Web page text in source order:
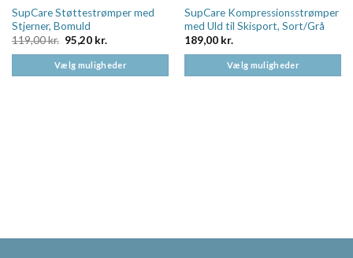
SupCare Støttestrømper med
Stjerner, Bomuld
119,00kr. Den
oprindelige
pris
var:
119,00 kr..
95,20 kr.
pris
er:
95,20 kr..
Vælg muligheder
SupCare Kompressionsstrømper
med Uld til Skisport, Sort/Grå
189,00 kr.
Vælg muligheder